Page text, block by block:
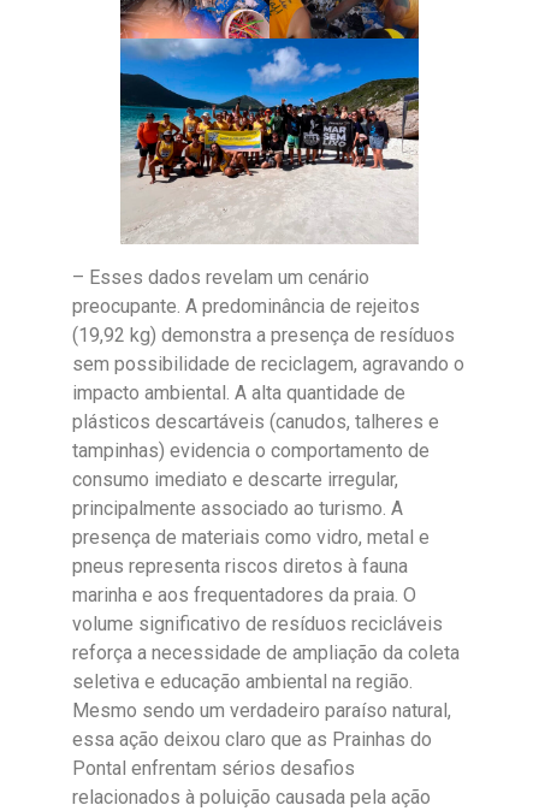
– Esses dados revelam um cenário
preocupante. A predominância de rejeitos
(19,92 kg) demonstra a presença de resíduos
sem possibilidade de reciclagem, agravando o
impacto ambiental. A alta quantidade de
plásticos descartáveis (canudos, talheres e
tampinhas) evidencia o comportamento de
consumo imediato e descarte irregular,
principalmente associado ao turismo. A
presença de materiais como vidro, metal e
pneus representa riscos diretos à fauna
marinha e aos frequentadores da praia. O
volume significativo de resíduos recicláveis
reforça a necessidade de ampliação da coleta
seletiva e educação ambiental na região.
Mesmo sendo um verdadeiro paraíso natural,
essa ação deixou claro que as Prainhas do
Pontal enfrentam sérios desafios
relacionados à poluição causada pela ação